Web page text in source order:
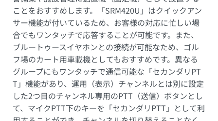
ことをおすすめします。「SRM420U」はクイックアン
サー機能が付いているため、お客様の対応に忙しい場
合でもワンタッチで応答することが可能です。また、
ブルートゥースイヤホンとの接続が可能なため、ゴル
フ場のカート用車載機としてもおすすめです。異なる
グループにもワンタッチで通信可能な「セカンダリPT
T」機能があり、運用（表示）チャンネルとは別に設定
した2つ目のチャンネル専用のPTT（送信）ボタンとし
て、マイクPTT下のキーを「セカンダリPTT」として利